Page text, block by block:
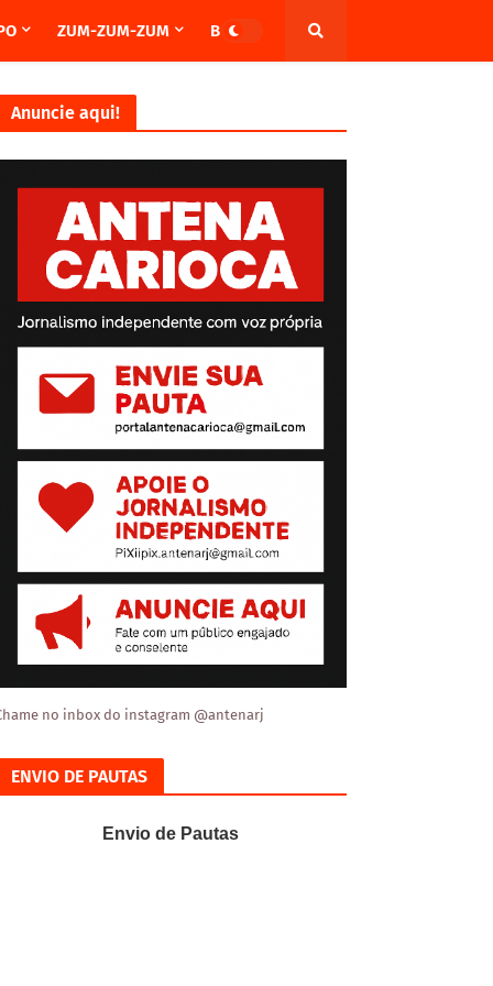
ZUM-ZUM-ZUM BRASIL
Anuncie aqui!
no inbox do instagram @antenarj
ENVIO DE PAUTAS
Envio de Pautas